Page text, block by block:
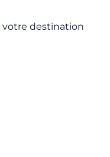
votre destination